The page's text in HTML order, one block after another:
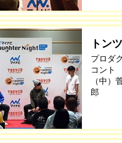
トン
プロダ
コント
（中
郎